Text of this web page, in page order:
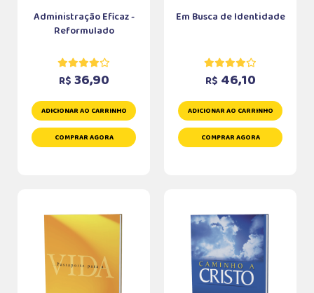
Administração Eficaz -
Reformulado
R$ 36,90
ADICIONAR AO CARRINHO
COMPRAR AGORA
Em Busca de Identidade
R$ 46,10
ADICIONAR AO CARRINHO
COMPRAR AGORA